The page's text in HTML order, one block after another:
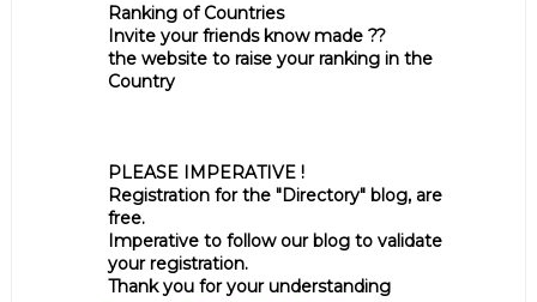
Ranking of Countries
Invite your friends know made ??
the website to raise your ranking in the
Country
PLEASE IMPERATIVE !
Registration for the "Directory" blog, are
free.
Imperative to follow our blog to validate
your registration.
Thank you for your understanding